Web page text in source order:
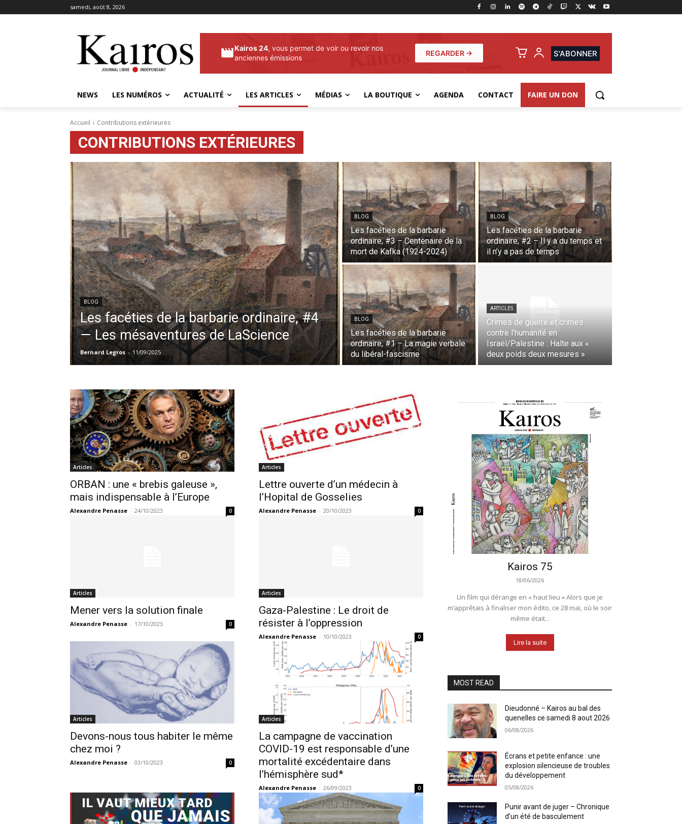
samedi, août 8, 2026
Kairos 24, vous permet de voir ou revoir nos
anciennes émissions
REGARDER → S'ABONNER
NEWS LES NUMÉROS ACTUALITÉ LES ARTICLES MÉDIAS LA BOUTIQUE AGENDA CONTACT FAIRE UN DON
Accueil Contributions extérieures
CONTRIBUTIONS EXTÉRIEURES
BLOG
Les facéties de la barbarie ordinaire, #4
— Les mésaventures de LaScience
Bernard Legros - 11/09/2025
BLOG
Les facéties de la barbarie
ordinaire, #3 – Centenaire de la
mort de Kafka (1924-2024)
BLOG
Les facéties de la barbarie
ordinaire, #2 – Il y a du temps et
il n’y a pas de temps
BLOG
Les facéties de la barbarie
ordinaire, #1 – La magie verbale
du libéral-fascisme
ARTICLES
Crimes de guerre et crimes
contre l’humanité en
Israël/Palestine : Halte aux «
deux poids deux mesures »
Articles
ORBAN : une « brebis galeuse »,
mais indispensable à l’Europe
Alexandre Penasse - 24/10/2023 0
Articles
Lettre ouverte d’un médecin à
l’Hopital de Gosselies
Alexandre Penasse - 20/10/2023 0
Articles
Mener vers la solution finale
Alexandre Penasse - 17/10/2023 0
Articles
Gaza-Palestine : Le droit de
résister à l’oppression
Alexandre Penasse - 10/10/2023 0
Articles
Devons-nous tous habiter le même
chez moi ?
Alexandre Penasse - 03/10/2023 0
Articles
La campagne de vaccination
COVID-19 est responsable d’une
mortalité excédentaire dans
l’hémisphère sud*
Alexandre Penasse - 26/09/2023 0
Kairos 75
18/06/2026
Un film qui dérange en « haut lieu » Alors que je
m’apprêtais à finaliser mon édito, ce 28 mai, où le soir
même était...
Lire la suite
MOST READ
Dieudonné – Kairos au bal des
quenelles ce samedi 8 aout 2026
06/08/2026
Écrans et petite enfance : une
explosion silencieuse de troubles
du développement
05/08/2026
Punir avant de juger – Chronique
d’un été de basculement